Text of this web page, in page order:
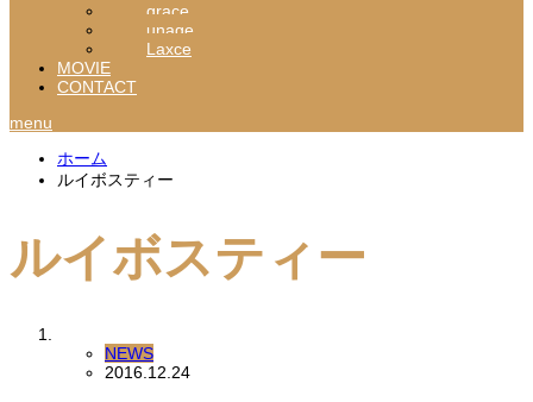
grace
unage
Laxce
MOVIE
CONTACT
menu
ホーム
ルイボスティー
ルイボスティー
NEWS
2016.12.24